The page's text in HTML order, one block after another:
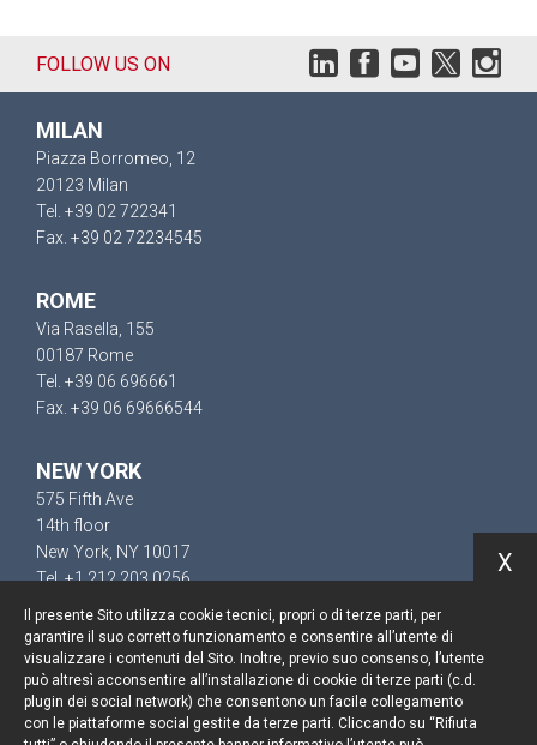
FOLLOW US ON
MILAN
Piazza Borromeo, 12
20123 Milan
Tel. +39 02 722341
Fax. +39 02 72234545
ROME
Via Rasella, 155
00187 Rome
Tel. +39 06 696661
Fax. +39 06 69666544
NEW YORK
575 Fifth Ave
14th floor
New York, NY 10017
Tel. +1 212 203 0256
Keep up to date
Il presente Sito utilizza cookie tecnici, propri o di terze parti, per
garantire il suo corretto funzionamento e consentire all’utente di
visualizzare i contenuti del Sito. Inoltre, previo suo consenso, l’utente
può altresì acconsentire all’installazione di cookie di terze parti (c.d.
plugin dei social network) che consentono un facile collegamento
con le piattaforme social gestite da terze parti. Cliccando su “Rifiuta
X